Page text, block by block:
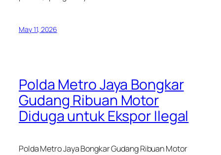
May 11, 2026
Polda Metro Jaya Bongkar
Gudang Ribuan Motor
Diduga untuk Ekspor Ilegal
Polda Metro Jaya Bongkar Gudang Ribuan Motor